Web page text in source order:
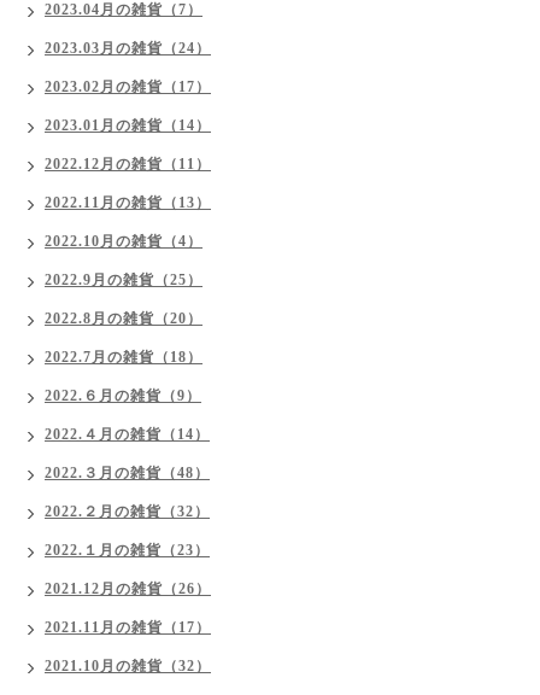
2023.04月の雑貨（7）
2023.03月の雑貨（24）
2023.02月の雑貨（17）
2023.01月の雑貨（14）
2022.12月の雑貨（11）
2022.11月の雑貨（13）
2022.10月の雑貨（4）
2022.9月の雑貨（25）
2022.8月の雑貨（20）
2022.7月の雑貨（18）
2022.６月の雑貨（9）
2022.４月の雑貨（14）
2022.３月の雑貨（48）
2022.２月の雑貨（32）
2022.１月の雑貨（23）
2021.12月の雑貨（26）
2021.11月の雑貨（17）
2021.10月の雑貨（32）